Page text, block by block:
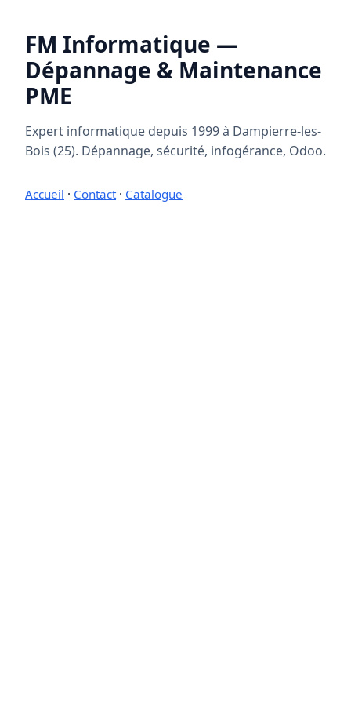
FM Informatique —
Dépannage & Maintenance
PME
Expert informatique depuis 1999 à Dampierre-les-
Bois (25). Dépannage, sécurité, infogérance, Odoo.
Accueil · Contact· Catalogue